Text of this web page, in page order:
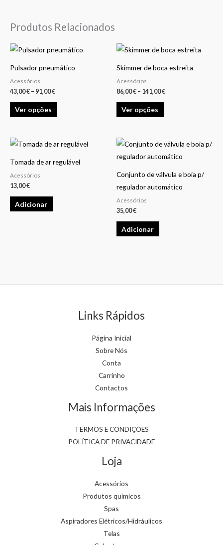
Produtos Relacionados
Pulsador pneumático
Acessórios
43,00€ – 91,00€
Price
range:
through
Ver opções
This
be
chosen
Skimmer de boca estreita
Acessórios
86,00€ – 141,00€
range:
through
Ver opções
This
be
chosen
on
the
Tomada de ar regulável
Acessórios
13,00€
Adicionar
Conjunto de válvula e boia p/
regulador automático
Acessórios
35,00€
Adicionar
Links Rápidos
Página Inicial
Sobre Nós
Conta
Carrinho
Contactos
Mais Informações
TERMOS E CONDIÇÕES
POLÍTICA DE PRIVACIDADE
Loja
Acessórios
Produtos químicos
Spas
Aspiradores Elétricos/Hidráulicos
Telas